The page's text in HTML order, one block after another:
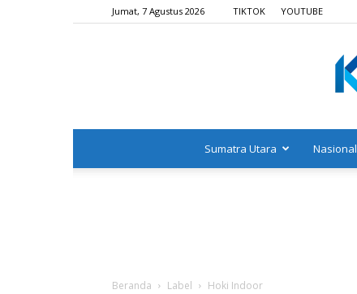
Jumat, 7 Agustus 2026 TIKTOK YOUTUBE
Sumatra Utara Nasional
Beranda Label Hoki Indoor